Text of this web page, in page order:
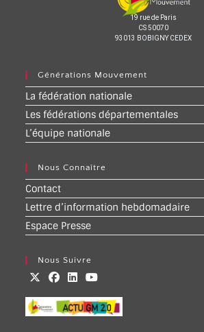
19 rue de Paris
CS 50070
93013 BOBIGNY CEDEX
Générations Mouvement
La fédération nationale
Les fédérations départementales
L’équipe nationale
Nous Connaître
Contact
Lettre d’information hebdomadaire
Espace Presse
Nous Suivre